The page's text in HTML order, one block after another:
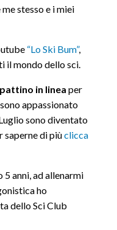
stesso e i miei
“Lo Ski Bum”,
il mondo dello sci.
pattino in linea per
appassionato
sono diventato
saperne di piùclicca
anni, ad allenarmi
ho
dello Sci Club